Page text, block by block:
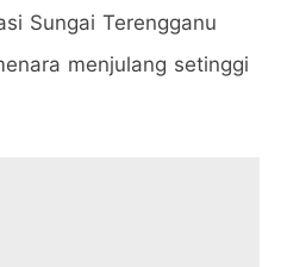
Sungai Terengganu
menjulang setinggi